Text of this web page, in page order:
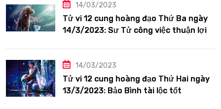
14/03/2023
Tử vi 12 cung hoàng đạo Thứ Ba ngày
14/3/2023: Sư Tử công việc thuận lợi
14/03/2023
Tử vi 12 cung hoàng đạo Thứ Hai ngày
13/3/2023: Bảo Bình tài lộc tốt